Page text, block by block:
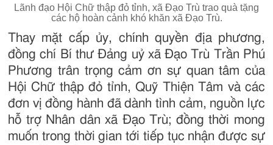
Lãnh đạo Hội Chữ thập đỏ tỉnh, xã Đạo Trù trao quà tặng
các hộ hoàn cảnh khó khăn xã Đạo Trù.
Thay mặt cấp ủy, chính quyền địa phương,
đồng chí Bí thư Đảng uỷ xã Đạo Trù Trần Phú
Phương trân trọng cảm ơn sự quan tâm của
Hội Chữ thập đỏ tỉnh, Quỹ Thiện Tâm và các
đơn vị đồng hành đã dành tình cảm, nguồn lực
hỗ trợ Nhân dân xã Đạo Trù; đồng thời mong
muốn trong thời gian tới tiếp tục nhận được sự